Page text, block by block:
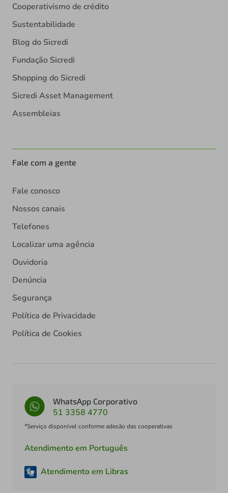
Cooperativismo de crédito
Sustentabilidade
Blog do Sicredi
Fundação Sicredi
Shopping do Sicredi
Sicredi Asset Management
Assembleias
Fale com a gente
Fale conosco
Nossos canais
Telefones
Localizar uma agência
Ouvidoria
Denúncia
Segurança
Política de Privacidade
Política de Cookies
WhatsApp Corporativo
51 3358 4770
*Serviço disponível conforme adesão das cooperativas
Atendimento em Português
Atendimento em Libras